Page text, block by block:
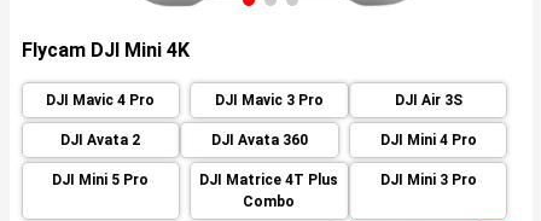
Flycam DJI Mini 4K
DJI Mavic 4 Pro DJI Mavic 3 Pro DJI Air 3S
DJI Avata 2 DJI Avata 360 DJI Mini 4 Pro
DJI Mini 5 Pro
DJI Matrice 4T Plus
Combo
DJI Mini 3 Pro